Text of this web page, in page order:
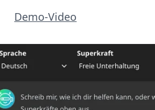
Demo-Video